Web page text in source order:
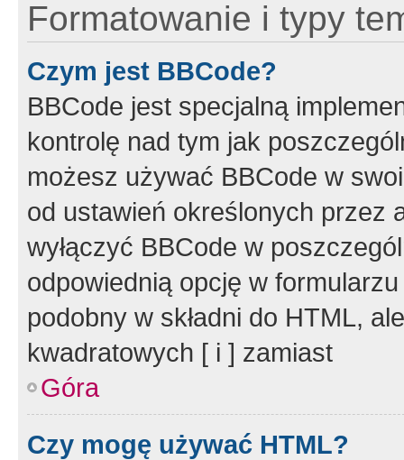
Formatowanie i typy
Czym jest BBCode?
BBCode jest specjalną
kontrolę nad tym jak
możesz używać BBCode w
od ustawień określonych przez
wyłączyć BBCode w
odpowiednią opcję w
podobny w składni do HTML,
kwadratowych [ i ] zamiast
Góra
Czy mogę używać HTML?